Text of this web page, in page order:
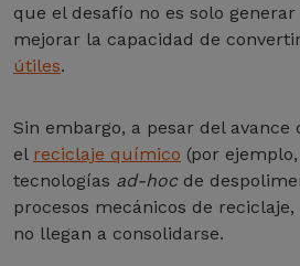
que el desafío no es solo
mejorar la capacidad de
útiles.
Sin embargo, a pesar del avance
el reciclaje químico (por
tecnologías ad-hocde
procesos mecánicos de
no llegan a consolidarse.